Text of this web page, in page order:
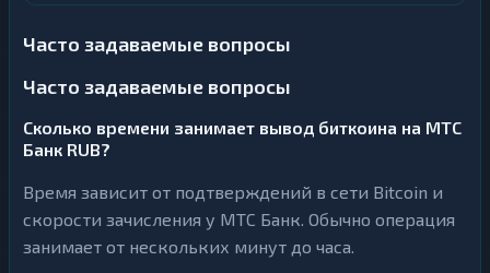
Часто задаваемые вопросы
Часто задаваемые вопросы
Сколько времени занимает вывод биткоина на МТС
Банк RUB?
Время зависит от подтверждений в сети Bitcoin и
скорости зачисления у МТС Банк. Обычно операция
занимает от нескольких минут до часа.